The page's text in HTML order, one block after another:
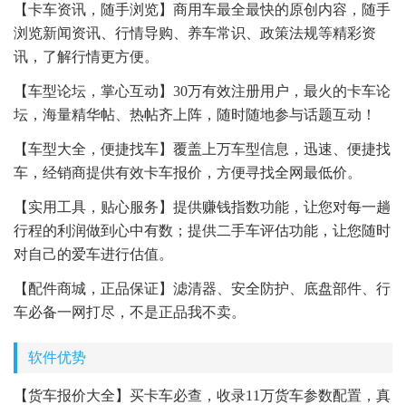
【卡车资讯，随手浏览】商用车最全最快的原创内容，随手
浏览新闻资讯、行情导购、养车常识、政策法规等精彩资
讯，了解行情更方便。
【车型论坛，掌心互动】30万有效注册用户，最火的卡车论
坛，海量精华帖、热帖齐上阵，随时随地参与话题互动！
【车型大全，便捷找车】覆盖上万车型信息，迅速、便捷找
车，经销商提供有效卡车报价，方便寻找全网最低价。
【实用工具，贴心服务】提供赚钱指数功能，让您对每一趟
行程的利润做到心中有数；提供二手车评估功能，让您随时
对自己的爱车进行估值。
【配件商城，正品保证】滤清器、安全防护、底盘部件、行
车必备一网打尽，不是正品我不卖。
软件优势
【货车报价大全】买卡车必查，收录11万货车参数配置，真